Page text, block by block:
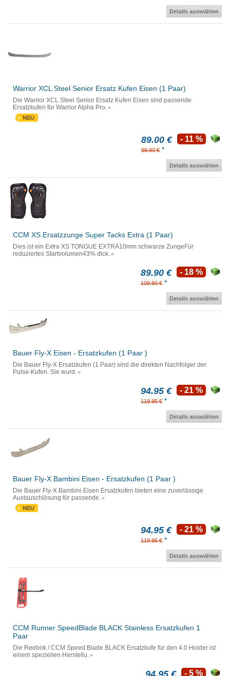
Details auswählen
Warrior XCL Steel Senior Ersatz Kufen Eisen (1 Paar)
Die Warrior XCL Steel Senior Ersatz Kufen Eisen sind passende
Ersatzkufen für Warrior Alpha Pro.
NEU
89.00 €
99.90 € *
- 11 %
Details auswählen
CCM XS Ersatzzunge Super Tacks Extra (1 Paar)
Dies ist ein Extra XS TONGUE EXTRA10mm schwarze ZungeFür
reduziertes Startvolumen43% dick.
89.90 €
109.90 € *
- 18 %
Details auswählen
Bauer Fly-X Eisen - Ersatzkufen (1 Paar )
Die Bauer Fly-X Ersatzkufen (1 Paar) sind die direkten Nachfolger der
Pulse-Kufen. Sie wurd.
94.95 €
119.95 € *
- 21 %
Details auswählen
Bauer Fly-X Bambini Eisen - Ersatzkufen (1 Paar )
Die Bauer Fly-X Bambini Eisen Ersatzkufen bieten eine zuverlässige
Austauschlösung für passende.
NEU
94.95 €
119.95 € *
- 21 %
Details auswählen
CCM Runner SpeedBlade BLACK Stainless Ersatzkufen 1
Paar
Die Reebok / CCM Speed Blade BLACK Ersatzkufe für den 4.0 Holder ist
einem speziellen Herstellu.
- 5 %